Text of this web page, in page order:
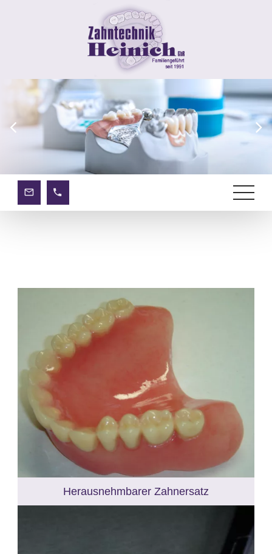
Herausnehmbarer Zahnersatz